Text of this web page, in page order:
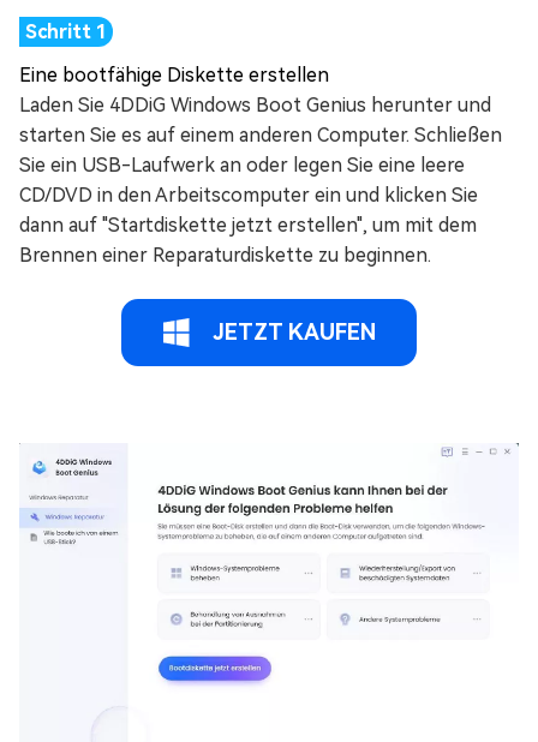
Eine bootfähige Diskette erstellen
Laden Sie 4DDiG Windows Boot Genius herunter und
starten Sie es auf einem anderen Computer. Schließen
Sie ein USB-Laufwerk an oder legen Sie eine leere
CD/DVD in den Arbeitscomputer ein und klicken Sie
dann auf "Startdiskette jetzt erstellen", um mit dem
Brennen einer Reparaturdiskette zu beginnen.
JETZT KAUFEN